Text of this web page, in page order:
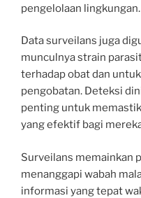
pengelolaan lingkungan.
Data surveilans juga
munculnya strain
terhadap obat dan
pengobatan. Deteksi
penting untuk
yang efektif bagi
Surveilans memainkan
menanggapi wabah
informasi yang tepat